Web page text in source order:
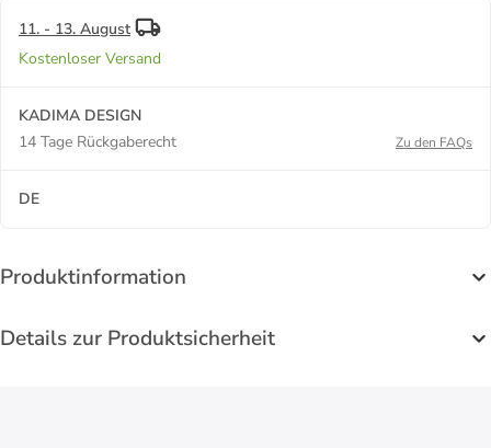
11. - 13. August
Kostenloser Versand
KADIMA DESIGN
14 Tage Rückgaberecht
Zu den FAQs
DE
Produktinformation
Details zur Produktsicherheit